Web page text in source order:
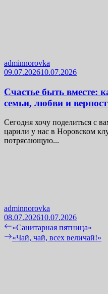
adminnorovka
09.07.202610.07.2026
Счастье быть вместе:
семьи, любви и
Сегодня хочу поделиться с
царили у нас в Норовском
потрясающую...
adminnorovka
08.07.202610.07.2026
Навигация
по
Previous
post:
«Санитарная пятница»
Next
«Чай, чай, всех величай!»